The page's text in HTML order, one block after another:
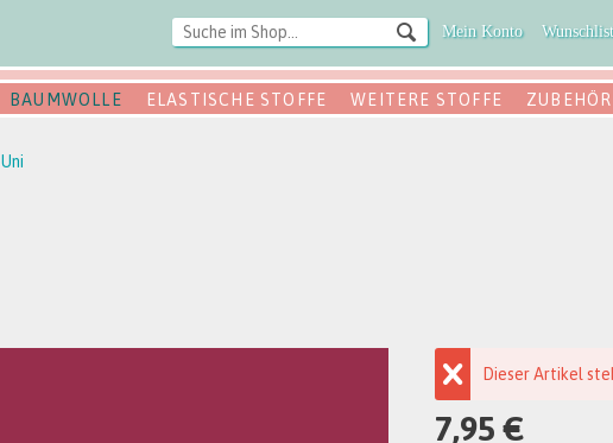
Mein Konto
BAUMWOLLE ELASTISCHE STOFFE WEITERE STOFFE ZUBEHÖR
Uni
Dieser Artikel
7,95 €